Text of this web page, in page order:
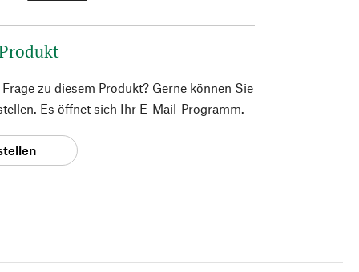
zu diesem Produkt? Gerne können Sie
Es öffnet sich Ihr E-Mail-Programm.